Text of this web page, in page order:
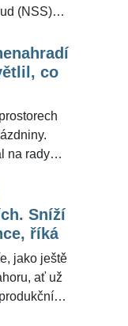
(NSS)
tak má
úřad
Příště
aby si
na to, že
pro
Šándor
co
na rady
přestaly
1.
šéf
změnu
Sníží
říká
jako ještě
ať už